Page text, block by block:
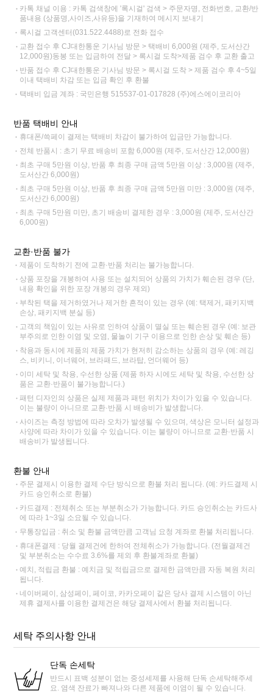
카톡 채널 이용 : 카톡 검색창에 '록시걸' 검색 > 주문자명, 전화번호, 교환/반
품내용 (상품명,사이즈,사유등)을 기재하여 메시지 보내기
록시걸 고객센터(031.522.4488)로 전화 접수
교환 접수 후 CJ대한통운 기사님 방문 > 택배비 6,000원 (제주, 도서산간
12,000원)동봉 또는 입금하여 전달 > 록시걸 도착>제품 검수 후 교환 출고
반품 접수 후 CJ대한통운 기사님 방문 > 록시걸 도착 > 제품 검수 후 4~5일
이내 택배비 차감 또는 입금 확인 후 환불
택배비 입금 계좌 : 국민은행 515537-01-017828 (주)에스에이코리아
반품 택배비 안내
휴대폰/쓱페이 결제는 택배비 차감이 불가하여 입금만 가능합니다.
전체 반품시 : 초기 무료 배송비 포함 6,000원 (제주, 도서산간 12,000원)
최초 구매 5만원 이상, 반품 후 최종 구매 금액 5만원 이상 : 3,000원 (제주,
도서산간 6,000원)
최초 구매 5만원 이상, 반품 후 최종 구매 금액 5만원 미만 : 3,000원 (제주,
도서산간 6,000원)
최초 구매 5만원 미만, 초기 배송비 결제한 경우 : 3,000원 (제주, 도서산간
6,000원)
교환·반품 불가
제품이 도착하기 전에 교환·반품 처리는 불가능합니다.
상품 포장을 개봉하여 사용 또는 설치되어 상품의 가치가 훼손된 경우 (단,
내용 확인을 위한 포장 개봉의 경우 제외)
부착된 택을 제거하였거나 제거한 흔적이 있는 경우 (예: 택제거, 패키지백
손상, 패키지백 분실 등)
고객의 책임이 있는 사유로 인하여 상품이 멸실 또는 훼손된 경우 (예: 보관
부주의로 인한 이염 및 오염, 물놀이 기구 이용으로 인한 손상 및 훼손 등)
착용과 동시에 제품의 제품 가치가 현저히 감소하는 상품의 경우 (예: 레깅
스, 비키니, 이너웨어, 브라패드, 브라탑, 언더웨어 등)
이미 세탁 및 착용, 수선한 상품 (제품 하자 시에도 세탁 및 착용, 수선한 상
품은 교환·반품이 불가능합니다.)
패턴 디자인의 상품은 실제 제품과 패턴 위치가 차이가 있을 수 있습니다.
이는 불량이 아니므로 교환·반품 시 배송비가 발생합니다.
사이즈는 측정 방법에 따라 오차가 발생될 수 있으며, 색상은 모니터 설정과
사양에 따라 차이가 있을 수 있습니다. 이는 불량이 아니므로 교환·반품 시
배송비가 발생됩니다.
환불 안내
주문 결제시 이용한 결제 수단 방식으로 환불 처리 됩니다. (예: 카드결제 시
카드 승인취소로 환불)
카드결제 : 전체취소 또는 부분취소가 가능합니다. 카드 승인취소는 카드사
에 따라 1~3일 소요될 수 있습니다.
무통장입금 : 취소 및 환불 금액만큼 고객님 요청 계좌로 환불 처리됩니다.
휴대폰결제 : 당월 결제건에 한하여 전체취소가 가능합니다. (전월결제건
및 부분취소는 수수료 3.6%를 제외 후 환불계좌로 환불)
예치, 적립금 환불 : 예치금 및 적립금으로 결제한 금액만큼 자동 복원 처리
됩니다.
네이버페이, 삼성페이, 페이코, 카카오페이 같은 당사 결제 시스템이 아닌
제휴 결제사를 이용한 결제건은 해당 결제사에서 환불 처리됩니다.
세탁 주의사항 안내
단독 손세탁
반드시 표백 성분이 없는 중성세제를 사용해 단독 손세탁해주세
요. 염색 잔료가 빠져나와 다른 제품에 이염이 될 수 있습니다.